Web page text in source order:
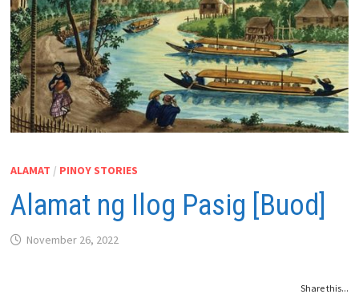
ALAMAT / PINOY STORIES
Alamat ng Ilog Pasig [Buod]
November 26, 2022
Share this...